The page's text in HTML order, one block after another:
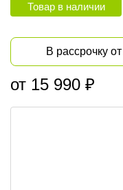
Товар в наличии
В рассрочку
от 15 990 ₽